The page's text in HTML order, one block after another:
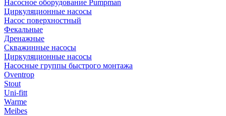
Насосное оборудование Pumpman
Циркуляционные насосы
Насос поверхностный
Фекальные
Дренажные
Скважинные насосы
Циркуляционные насосы
Насосные группы быстрого монтажа
Oventrop
Stout
Uni-fitt
Warme
Meibes